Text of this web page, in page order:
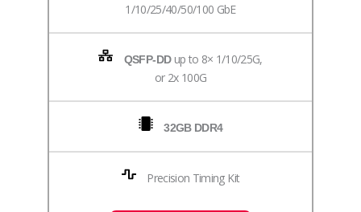
1/10/25/40/50/100 GbE
QSFP-DDup to 8× 1/10/25G,
or 2x 100G
32GB DDR4
Precision Timing Kit